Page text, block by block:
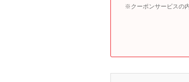
※クーポンサービスの